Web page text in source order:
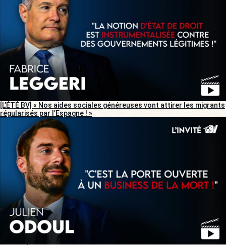
[L’ÉTÉ BV] « Nos aides sociales généreuses vont attirer les migrants
régularisés par l’Espagne ! »